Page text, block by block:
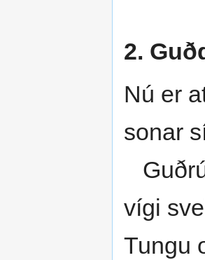
2.
Nú er
sonar
vígi
Tungu